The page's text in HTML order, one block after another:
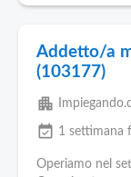
Addetto/a
(103177)
apartment
event_available 1 settimana
Operiamo nel